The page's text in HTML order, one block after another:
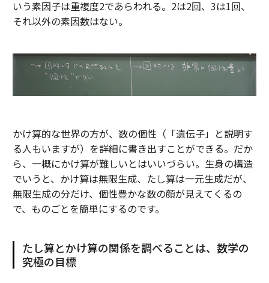
いう素因子は重複度2であらわれる。2は2回、3は1回、
それ以外の素因数はない。
かけ算的な世界の方が、数の個性（「遺伝子」と説明す
る人もいますが）を詳細に書き出すことができる。だか
ら、一概にかけ算が難しいとはいいづらい。生身の構造
でいうと、かけ算は無限生成、たし算は一元生成だが、
無限生成の分だけ、個性豊かな数の顔が見えてくるの
で、ものごとを簡単にするのです。
たし算とかけ算の関係を調べることは、数学の
究極の目標